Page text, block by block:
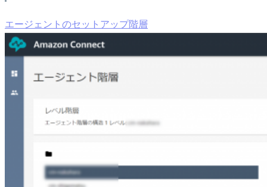
エージェントのセットアップ階層